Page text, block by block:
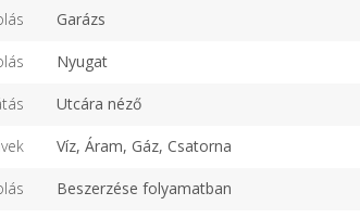
Garázs
Nyugat
Utcára néző
Víz, Áram, Gáz, Csatorna
Beszerzése folyamatban